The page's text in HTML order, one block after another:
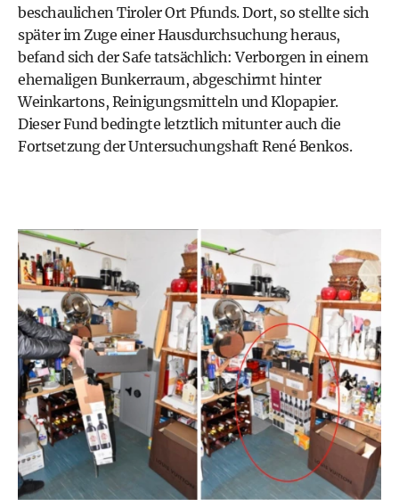
beschaulichen Tiroler Ort Pfunds. Dort, so stellte sich
später im Zuge einer Hausdurchsuchung heraus,
befand sich der Safe tatsächlich: Verborgen in einem
ehemaligen Bunkerraum, abgeschirmt hinter
Weinkartons, Reinigungsmitteln und Klopapier.
Dieser Fund bedingte letztlich mitunter auch die
Fortsetzung der Untersuchungshaft René Benkos.